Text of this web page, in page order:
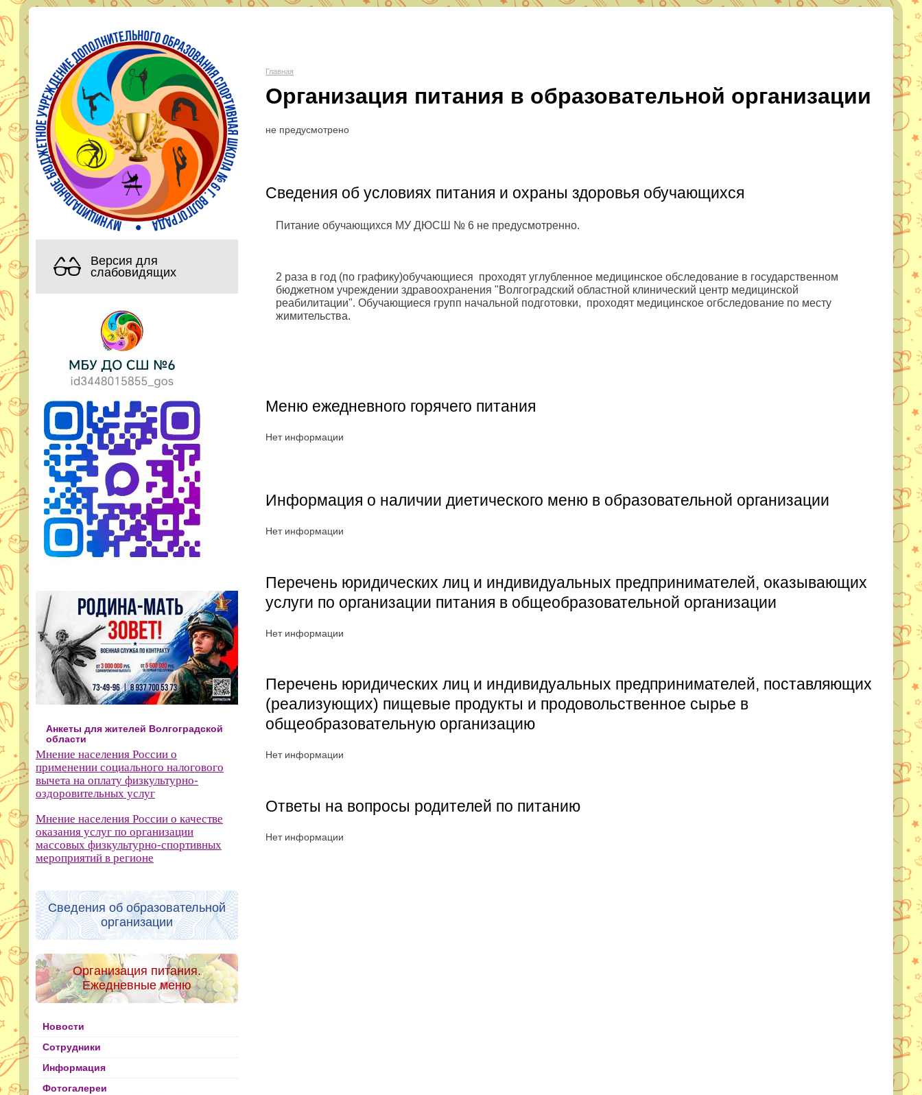
Версия для
слабовидящих
Анкеты для жителей Волгоградской
области
Мнение населения России о
применении социального налогового
вычета на оплату физкультурно-
оздоровительных услуг
Мнение населения России о качестве
оказания услуг по организации
массовых физкультурно-спортивных
мероприятий в регионе
Сведения об образовательной
организации
Организация питания.
Ежедневные меню
Новости
Сотрудники
Информация
Фотогалереи
МБУ ДО СШ № 6
Адрес: город Волгоград, Красноармейский район, 400082 ул. им. Вучетича 29
Телефон:
Главная
Организация питания в образовательной организации
не предусмотрено
Сведения об условиях питания и охраны здоровья обучающихся
Питание обучающихся МУ ДЮСШ № 6 не предусмотренно.
2 раза в год (по графику)обучающиеся проходят углубленное медицинское обследование в государственном
бюджетном учреждении здравоохранения "Волгоградский областной клинический центр медицинской
реабилитации". Обучающиеся групп начальной подготовки, проходят медицинское огбследование по месту
жимительства.
Меню ежедневного горячего питания
Нет информации
Информация о наличии диетического меню в образовательной организации
Нет информации
Перечень юридических лиц и индивидуальных предпринимателей, оказывающих
услуги по организации питания в общеобразовательной организации
Нет информации
Перечень юридических лиц и индивидуальных предпринимателей, поставляющих
(реализующих) пищевые продукты и продовольственное сырье в
общеобразовательную организацию
Нет информации
Ответы на вопросы родителей по питанию
Нет информации